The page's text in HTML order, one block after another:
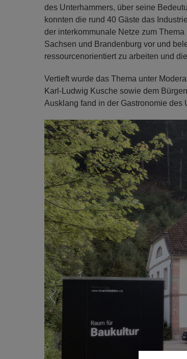
des Unterhammers, über seine
konnten die rund 40 Gäste das
der interkommunale Netze zum
Sachsen und Brandenburg vor und
ressourcenorientiert zu arbeiten und
Vertieft wurde das Thema unter
Karl-Ludwig Kusche sowie dem
Ausklang fand in der Gastronomie des
Previous